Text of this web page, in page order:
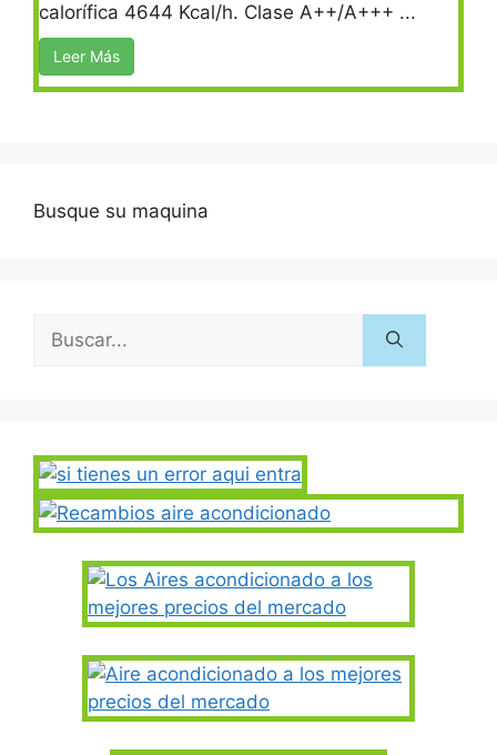
calorífica 4644 Kcal/h. Clase A++/A+++ ...
Leer Más
Busque su maquina